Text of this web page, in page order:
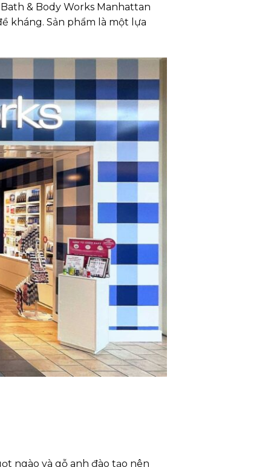
& Body Works Manhattan
kháng. Sản phẩm là một lựa
ngào và gỗ anh đào tạo nên